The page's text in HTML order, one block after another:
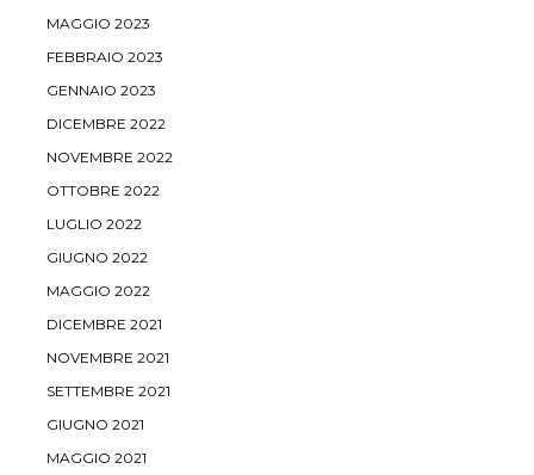
MAGGIO 2023
FEBBRAIO 2023
GENNAIO 2023
DICEMBRE 2022
NOVEMBRE 2022
OTTOBRE 2022
LUGLIO 2022
GIUGNO 2022
MAGGIO 2022
DICEMBRE 2021
NOVEMBRE 2021
SETTEMBRE 2021
GIUGNO 2021
MAGGIO 2021